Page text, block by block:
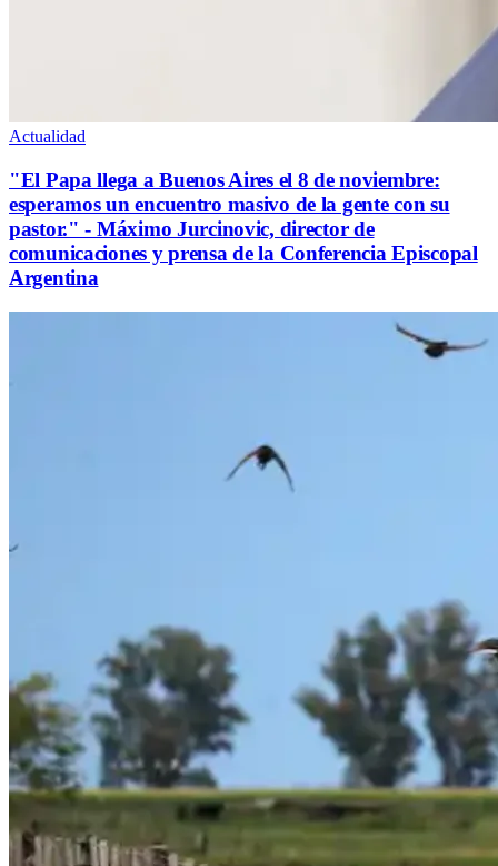
Actualidad
"El Papa llega a Buenos Aires el 8 de noviembre:
esperamos un encuentro masivo de la gente con su
pastor." - Máximo Jurcinovic, director de
comunicaciones y prensa de la Conferencia Episcopal
Argentina